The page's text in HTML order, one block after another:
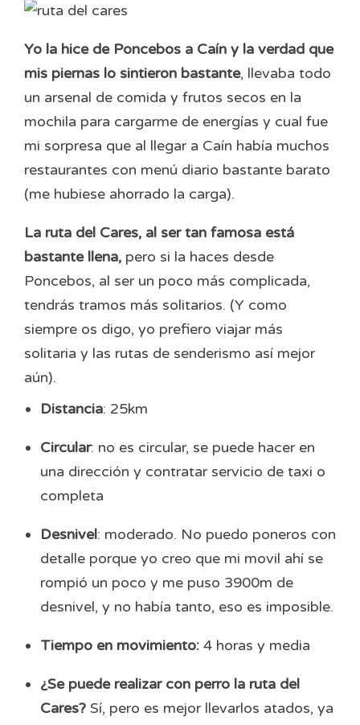
Yo la hice de Poncebos a Caín y la verdad que
mis piernas lo sintieron bastante, llevaba todo
un arsenal de comida y frutos secos en la
mochila para cargarme de energías y cual fue
mi sorpresa que al llegar a Caín había muchos
restaurantes con menú diario bastante barato
(me hubiese ahorrado la carga).
La ruta del Cares, al ser tan famosa está
bastante llena, pero si la haces desde
Poncebos, al ser un poco más complicada,
tendrás tramos más solitarios. (Y como
siempre os digo, yo prefiero viajar más
solitaria y las rutas de senderismo así mejor
aún).
Distancia: 25km
Circular: no es circular, se puede hacer en
una dirección y contratar servicio de taxi o
completa
Desnivel: moderado. No puedo poneros con
detalle porque yo creo que mi movil ahí se
rompió un poco y me puso 3900m de
desnivel, y no había tanto, eso es imposible.
Tiempo en movimiento: 4 horas y media
¿Se puede realizar con perro la ruta del
Cares? Sí, pero es mejor llevarlos atados, ya